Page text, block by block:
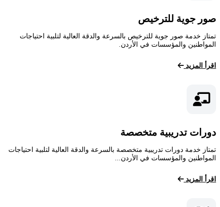
صور جوية للترخيص
تمتاز خدمة صور جوية للترخيص بالسرعة والدقة العالية لتلبية احتياجات
المواطنين والمؤسسات في الأردن.
اقرأ المزيد
دورات تدريبية متخصصة
تمتاز خدمة دورات تدريبية متخصصة بالسرعة والدقة العالية لتلبية احتياجات
المواطنين والمؤسسات في الأردن...
اقرأ المزيد